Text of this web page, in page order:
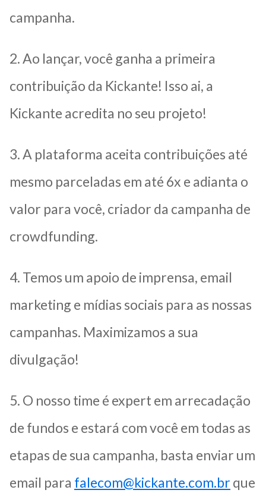
campanha.
2. Ao lançar, você ganha a primeira
contribuição da Kickante! Isso ai, a
Kickante acredita no seu projeto!
3. A plataforma aceita contribuições até
mesmo parceladas em até 6x e adianta o
valor para você, criador da campanha de
crowdfunding.
4. Temos um apoio de imprensa, email
marketing e mídias sociais para as nossas
campanhas. Maximizamos a sua
divulgação!
5. O nosso time é expert em arrecadação
de fundos e estará com você em todas as
etapas de sua campanha, basta enviar um
email para falecom@kickante.com.br que